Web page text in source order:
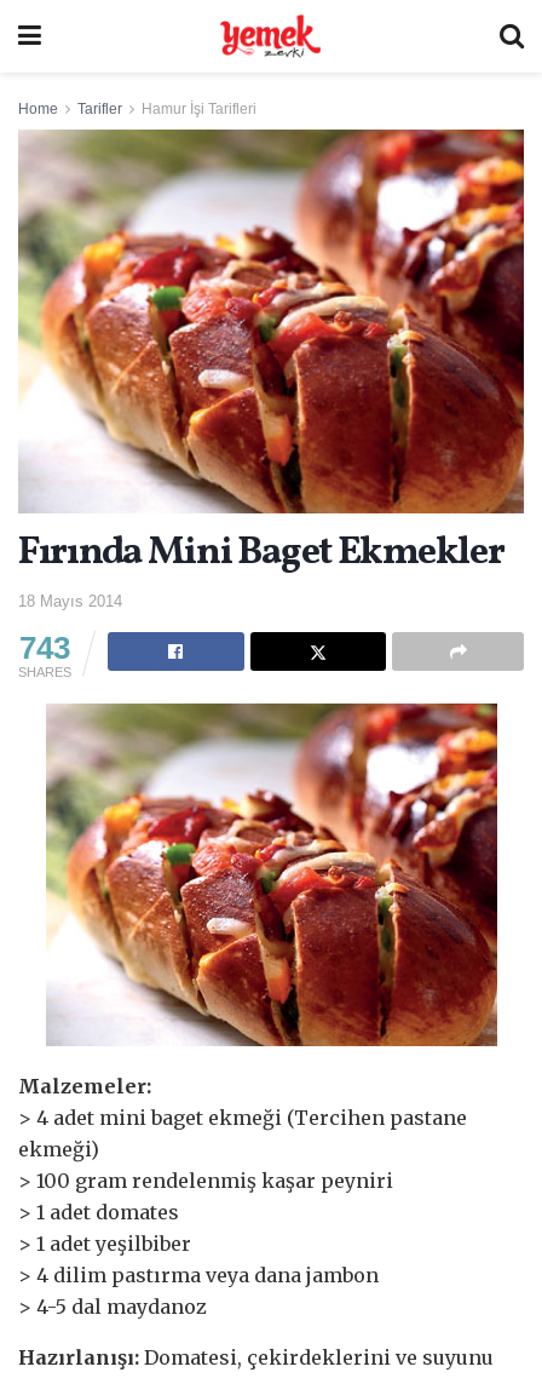
Home Tarifler Hamur İşi Tarifleri
Fırında Mini Baget Ekmekler
18 Mayıs 2014
743
SHARES
Malzemeler:
> 4 adet mini baget ekmeği (Tercihen pastane
ekmeği)
> 100 gram rendelenmiş kaşar peyniri
> 1 adet domates
> 1 adet yeşilbiber
> 4 dilim pastırma veya dana jambon
> 4-5 dal maydanoz
Hazırlanışı: Domatesi, çekirdeklerini ve suyunu